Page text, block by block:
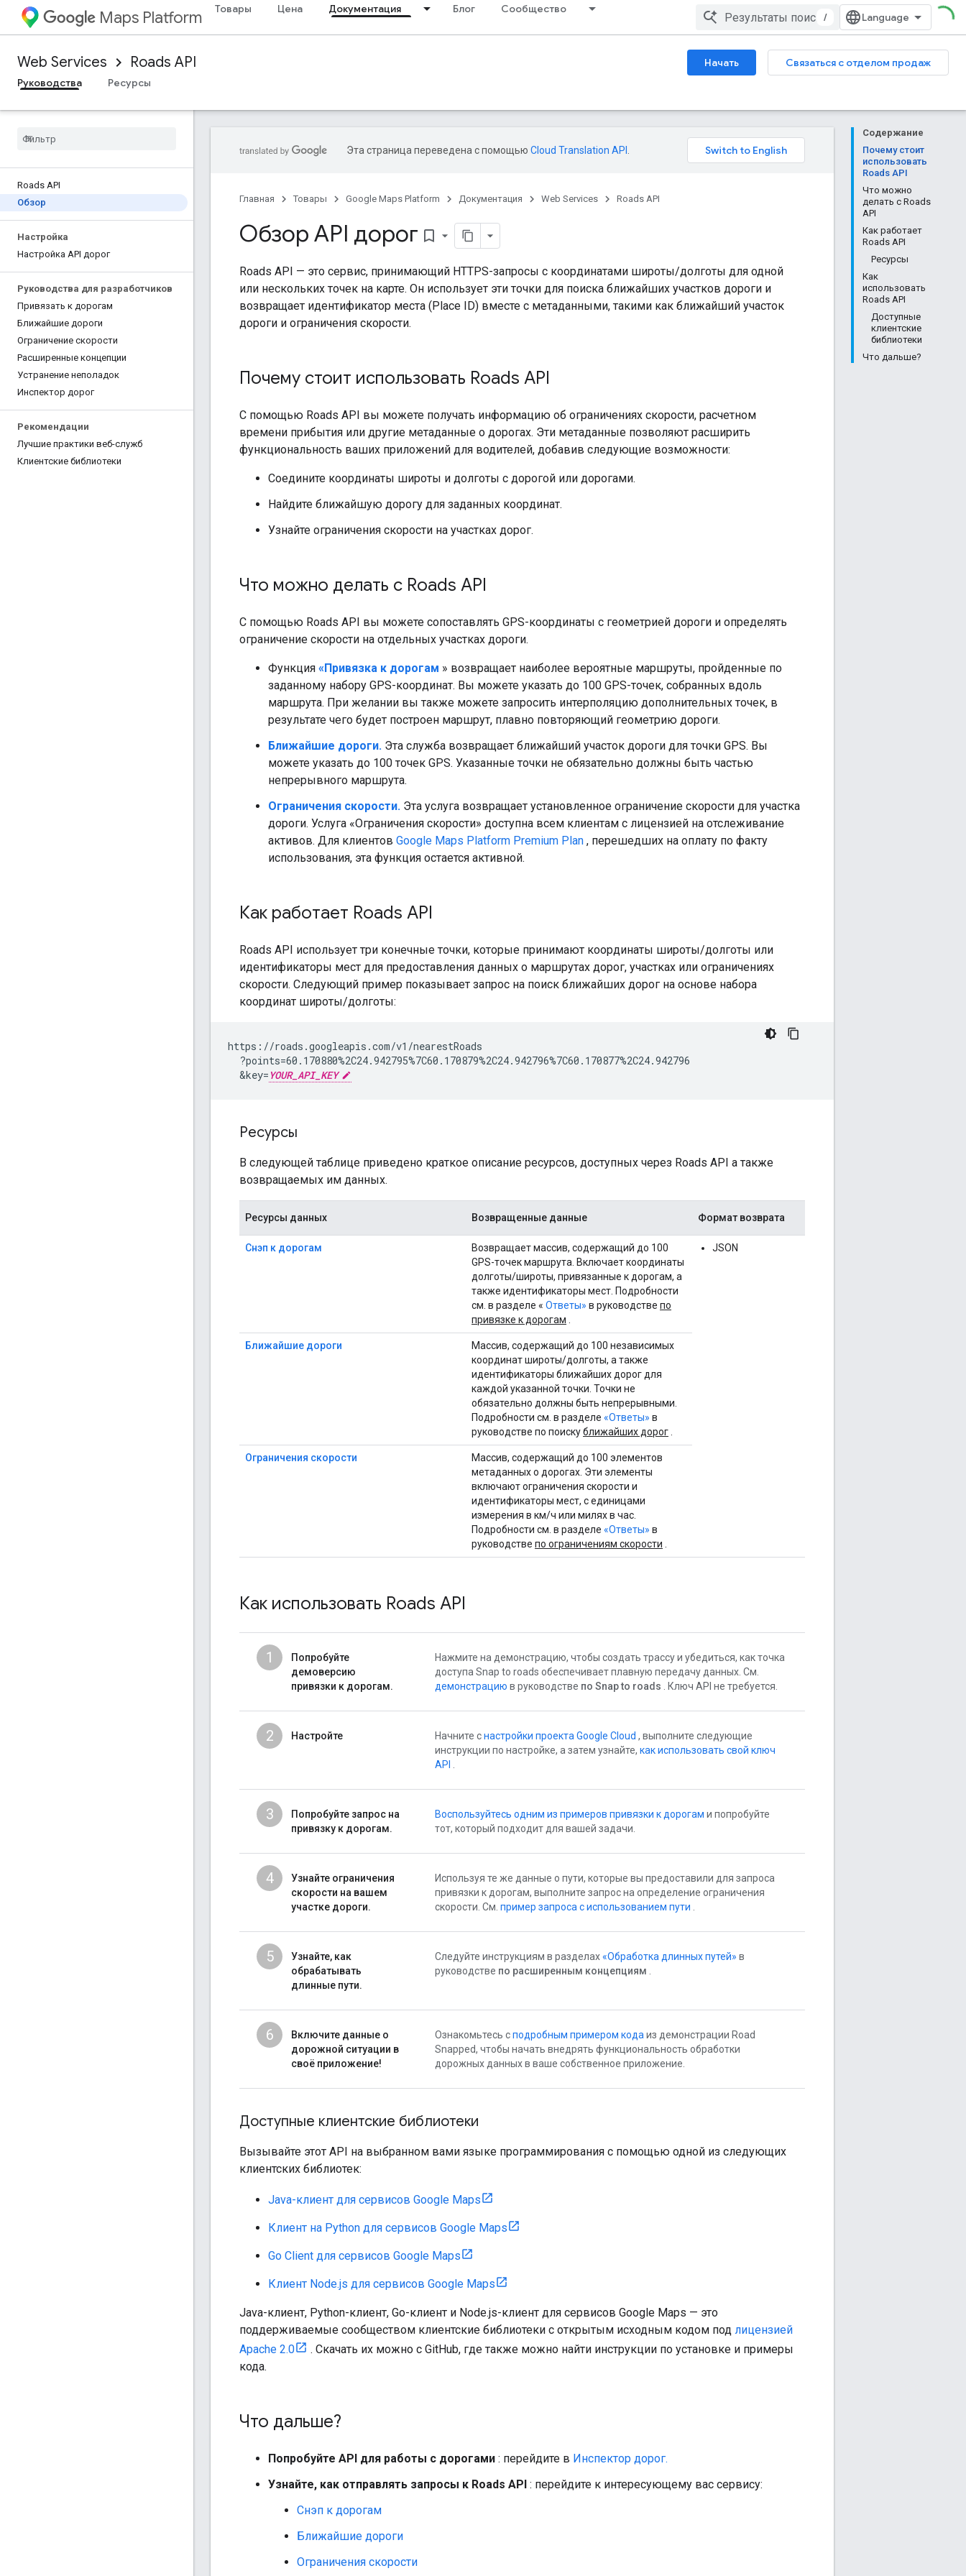
Maps Platform Товары Цена Документация Блог Сообщество
/
Web Services Roads API Начать
Связаться с отделом продаж
Руководства
Ресурсы
Roads API
Обзор
Настройка
Настройка API дорог
Руководства для разработчиков
Привязать к дорогам
Ближайшие дороги
Ограничение скорости
Расширенные концепции
Устранение неполадок
Инспектор дорог
Рекомендации
Лучшие практики веб-служб
Клиентские библиотеки
Содержание
Почему стоит
использовать
Roads API
Что можно
делать с Roads
API
Как работает
Roads API
Ресурсы
Как
использовать
Roads API
Доступные
клиентские
библиотеки
Что дальше?
Эта страница переведена с помощью Cloud Translation API
Главная Товары Google Maps Platform Документация Web Services Roads API
Обзор API дорог bookmark_border
Roads API — это сервис, принимающий HTTPS-запросы с координатами широты/долготы для одной
или нескольких точек на карте. Он использует эти точки для поиска ближайших участков дороги и
возвращает идентификатор места (Place ID) вместе с метаданными, такими как ближайший участок
дороги и ограничения скорости.
Почему стоит использовать Roads API
С помощью Roads API вы можете получать информацию об ограничениях скорости, расчетном
времени прибытия или другие метаданные о дорогах. Эти метаданные позволяют расширить
функциональность ваших приложений для водителей, добавив следующие возможности:
Соедините координаты широты и долготы с дорогой или дорогами.
Найдите ближайшую дорогу для заданных координат.
Узнайте ограничения скорости на участках дорог.
Что можно делать с Roads API
С помощью Roads API вы можете сопоставлять GPS-координаты с геометрией дороги и определять
ограничение скорости на отдельных участках дороги.
Функция «Привязка к дорогам » возвращает наиболее вероятные маршруты, пройденные по
заданному набору GPS-координат. Вы можете указать до 100 GPS-точек, собранных вдоль
маршрута. При желании вы также можете запросить интерполяцию дополнительных точек, в
результате чего будет построен маршрут, плавно повторяющий геометрию дороги.
Ближайшие дороги. Эта служба возвращает ближайший участок дороги для точки GPS. Вы
можете указать до 100 точек GPS. Указанные точки не обязательно должны быть частью
непрерывного маршрута.
Ограничения скорости. Эта услуга возвращает установленное ограничение скорости для участка
дороги. Услуга «Ограничения скорости» доступна всем клиентам с лицензией на отслеживание
активов. Для клиентов Google Maps Platform Premium Plan , перешедших на оплату по факту
использования, эта функция остается активной.
Как работает Roads API
Roads API использует три конечные точки, которые принимают координаты широты/долготы или
идентификаторы мест для предоставления данных о маршрутах дорог, участках или ограничениях
скорости. Следующий пример показывает запрос на поиск ближайших дорог на основе набора
координат широты/долготы:
https://roads.googleapis.com/v1/nearestRoads
  ?points=60.170880%2C24.942795%7C60.170879%2C24.942796%7C60.170877%2C24.942796
  &key=
YOUR_API_KEY
Ресурсы
В следующей таблице приведено краткое описание ресурсов, доступных через Roads API а также
возвращаемых им данных.
Ресурсы данных Возвращенные данные Формат возврата
Снэп к дорогам
Возвращает массив, содержащий до 100
GPS-точек маршрута. Включает координаты
долготы/широты, привязанные к дорогам, а
также идентификаторы мест. Подробности
см. в разделе « Ответы» в руководстве по
привязке к дорогам
JSON
Ближайшие дороги
Массив, содержащий до 100 независимых
координат широты/долготы, а также
идентификаторы ближайших дорог для
каждой указанной точки. Точки не
обязательно должны быть непрерывными.
Подробности см. в разделе «Ответы» в
руководстве по поискуближайших дорог
Ограничения скорости
Массив, содержащий до 100 элементов
метаданных о дорогах. Эти элементы
включают ограничения скорости и
идентификаторы мест, с единицами
измерения в км/ч или милях в час.
Подробности см. в разделе «Ответы» в
руководстве по ограничениям скорости
Как использовать Roads API
1
Попробуйте
демоверсию
привязки к дорогам.
Нажмите на демонстрацию, чтобы создать трассу и убедиться, как точка
доступа Snap to roads обеспечивает плавную передачу данных. См.
демонстрацию в руководстве по Snap to roads . Ключ API не требуется.
2 Настройте Начните снастройки проекта Google Cloud , выполните следующие
инструкции по настройке, а затем узнайте, как использовать свой ключ
API
3
Попробуйте запрос на
привязку к дорогам.
Воспользуйтесь одним из примеров привязки к дорогам и попробуйте
тот, который подходит для вашей задачи.
4
Узнайте ограничения
скорости на вашем
участке дороги.
Используя те же данные о пути, которые вы предоставили для запроса
привязки к дорогам, выполните запрос на определение ограничения
скорости. См. пример запроса с использованием пути
5
Узнайте, как
обрабатывать
длинные пути.
Следуйте инструкциям в разделах«Обработка длинных путей» в
руководстве по расширенным концепциям
6
Включите данные о
дорожной ситуации в
своё приложение!
Ознакомьтесь сподробным примером кода из демонстрации Road
Snapped, чтобы начать внедрять функциональность обработки
дорожных данных в ваше собственное приложение.
Доступные клиентские библиотеки
Вызывайте этот API на выбранном вами языке программирования с помощью одной из следующих
клиентских библиотек:
Java-клиент для сервисов Google Maps
Клиент на Python для сервисов Google Maps
Go Client для сервисов Google Maps
Клиент Node.js для сервисов Google Maps
Java-клиент, Python-клиент, Go-клиент и Node.js-клиент для сервисов Google Maps — это
поддерживаемые сообществом клиентские библиотеки с открытым исходным кодом под лицензией
Apache 2.0
. Скачать их можно с GitHub, где также можно найти инструкции по установке и примеры
кода.
Что дальше?
Попробуйте API для работы с дорогами : перейдите в Инспектор дорог.
Узнайте, как отправлять запросы к Roads API : перейдите к интересующему вас сервису:
Снэп к дорогам
Ближайшие дороги
Ограничения скорости